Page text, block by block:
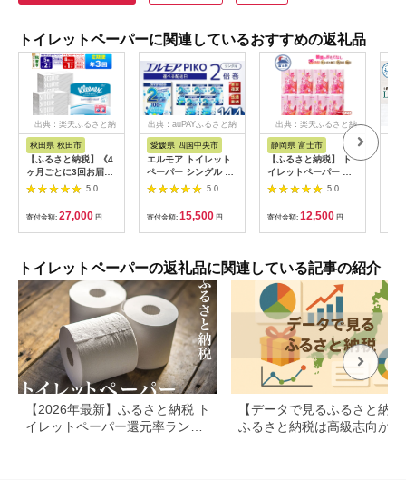
トイレットペーパーに関連しているおすすめの返礼品
出典：楽天ふるさと納
秋田県 秋田市
【ふるさと納税】《4
ヶ月ごとに3回お届
け》定期便 トイレッ
トペーパー クリネッ
クス シングル 長持ち
8ロール×1P ＆ ティ
ッシュペーパー スコ
秋田市オリジナル
5.0
寄付金額: 27,000 円
出典：auPAYふるさと納
愛媛県 四国中央市
エルモア トイレット
ペーパー シングル 着
日指定 指定日配送 72
ロール 12R × 6P 2倍
巻き ピュアパルプ
100% エルモアピコ
コンパクト収納 大容
備蓄 新生活 エコ
SDGs 送料無料 愛媛
県 四国中央市
5.0
寄付金額: 15,500 円
出典：楽天ふるさと納
静岡県 富士市
【ふるさと納税】 ト
イレットペーパー 薔
薇のおもてなし ダブ
ル 96ロール (12R×8
パック) 超吸水 ふんわ
り 肌にはりつきにく
い シャワートイレに
薔薇の香り 消臭 再生
紙 クラフト包装 まと
め買い 防災 備蓄 富士
市 [sf023-015]
5.0
寄付金額: 12,500 円
トイレットペーパーの返礼品に関連している記事の紹介
【2026年最新】ふるさと納税 ト
イレットペーパー還元率ランキ
【データで見るふるさと納
ふるさと納税は高級志向から